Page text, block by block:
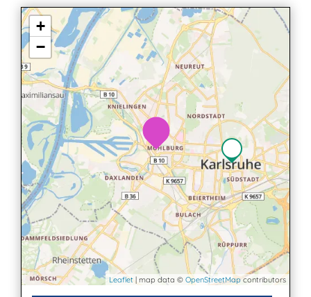
+
−
Leaflet | map data © OpenStreetMap contributors